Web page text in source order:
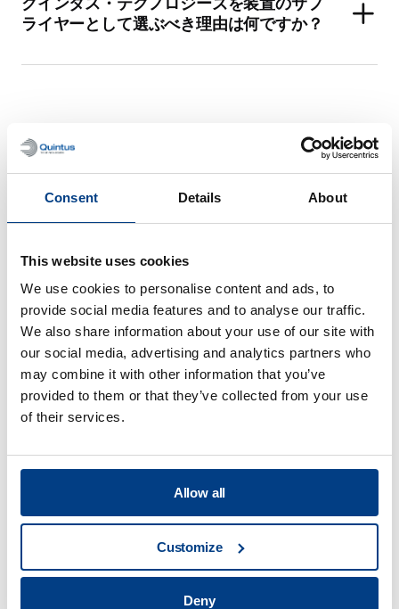
Consent Details About
This website uses cookies
We use cookies to personalise content and ads, to
provide social media features and to analyse our traffic.
We also share information about your use of our site with
our social media, advertising and analytics partners who
may combine it with other information that you’ve
provided to them or that they’ve collected from your use
of their services.
Allow all
Customize
Deny
ライヤーとして選ぶべき理由は何ですか？
バッテリー処理シス
テム
これは連続した工程ではありませんが、最
先端のリチウムイオン電池生産を維持でき
ますか？
食品加工
HPPは主にどの分野で応用されています